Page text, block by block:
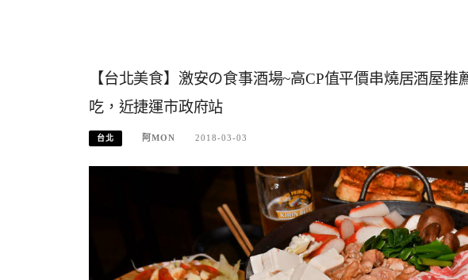
【台北美食】激安の食事酒場~高CP值平價串燒居酒屋
吃，近捷運市政府站
台北 阿MON 2018-03-03